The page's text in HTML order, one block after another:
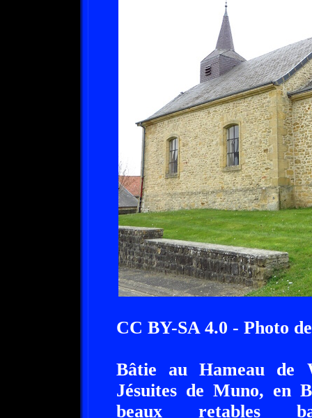
CC BY-SA 4.0 - Photo
Bâtie au Hameau de
Jésuites de Muno, en
beaux retables